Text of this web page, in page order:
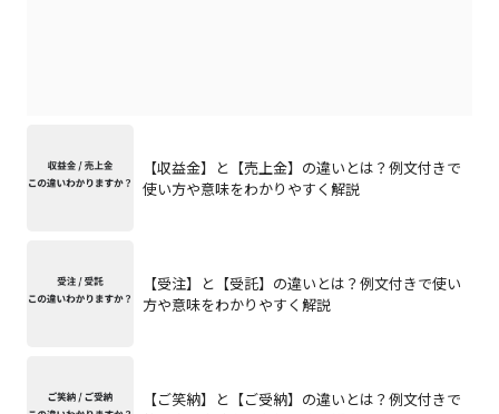
【収益金】と【売上金】の違いとは？例文付きで
使い方や意味をわかりやすく解説
【受注】と【受託】の違いとは？例文付きで使い
方や意味をわかりやすく解説
【ご笑納】と【ご受納】の違いとは？例文付きで